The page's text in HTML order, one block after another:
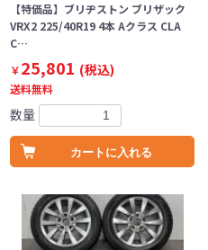
【特価品】ブリヂストン ブリザック
VRX2 225/40R19 4本 Aクラス CLA
C…
￥25,801 (税込)
送料無料
数量
カートに入れる